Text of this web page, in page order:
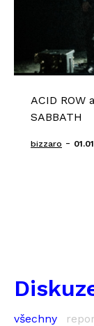
ACID ROW
SABBATH
bizzaro -
všechny